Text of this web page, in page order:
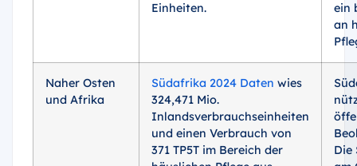
Einheiten.
ein
an
Naher Osten
und Afrika
Südafrika 2024 Daten wies
324,471 Mio.
Inlandsverbrauchseinheiten
und einen Verbrauch von
371 TP5T im Bereich der
Die